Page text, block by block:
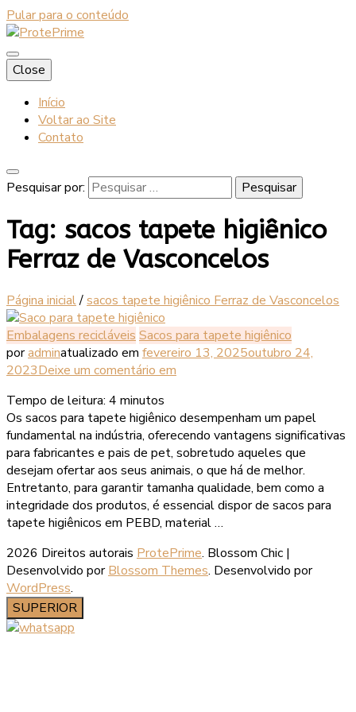
Pular para o conteúdo
ProtePrime
Blog
Close
Início
Voltar ao Site
Contato
Pesquisar por:
Tag: sacos tapete higiênico
Ferraz de Vasconcelos
Página inicial/sacos tapete higiênico Ferraz de Vasconcelos
Embalagens recicláveis Sacos para tapete higiênico
poradminatualizado em fevereiro 13, 2025outubro 24,
2023Deixe um comentário em
Tempo de leitura: 4 minutos
Os sacos para tapete higiênico desempenham um papel
fundamental na indústria, oferecendo vantagens significativas
para fabricantes e pais de pet, sobretudo aqueles que
desejam ofertar aos seus animais, o que há de melhor.
Entretanto, para garantir tamanha qualidade, bem como a
integridade dos produtos, é essencial dispor de sacos para
tapete higiênicos em PEBD, material …
2026 Direitos autorais ProtePrime. Blossom Chic |
Desenvolvido porBlossom Themes. Desenvolvido por
WordPress.
SUPERIOR